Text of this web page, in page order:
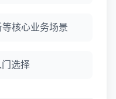
核心业务场景
选择